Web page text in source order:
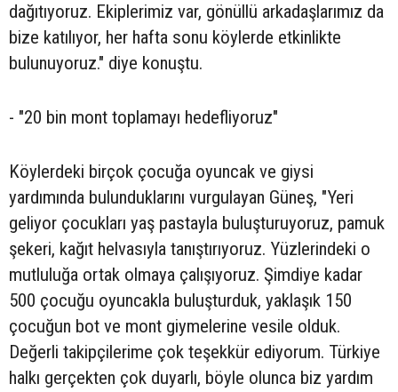
dağıtıyoruz. Ekiplerimiz var, gönüllü arkadaşlarımız da
bize katılıyor, her hafta sonu köylerde etkinlikte
bulunuyoruz." diye konuştu.
- "20 bin mont toplamayı hedefliyoruz"
Köylerdeki birçok çocuğa oyuncak ve giysi
yardımında bulunduklarını vurgulayan Güneş, "Yeri
geliyor çocukları yaş pastayla buluşturuyoruz, pamuk
şekeri, kağıt helvasıyla tanıştırıyoruz. Yüzlerindeki o
mutluluğa ortak olmaya çalışıyoruz. Şimdiye kadar
500 çocuğu oyuncakla buluşturduk, yaklaşık 150
çocuğun bot ve mont giymelerine vesile olduk.
Değerli takipçilerime çok teşekkür ediyorum. Türkiye
halkı gerçekten çok duyarlı, böyle olunca biz yardım